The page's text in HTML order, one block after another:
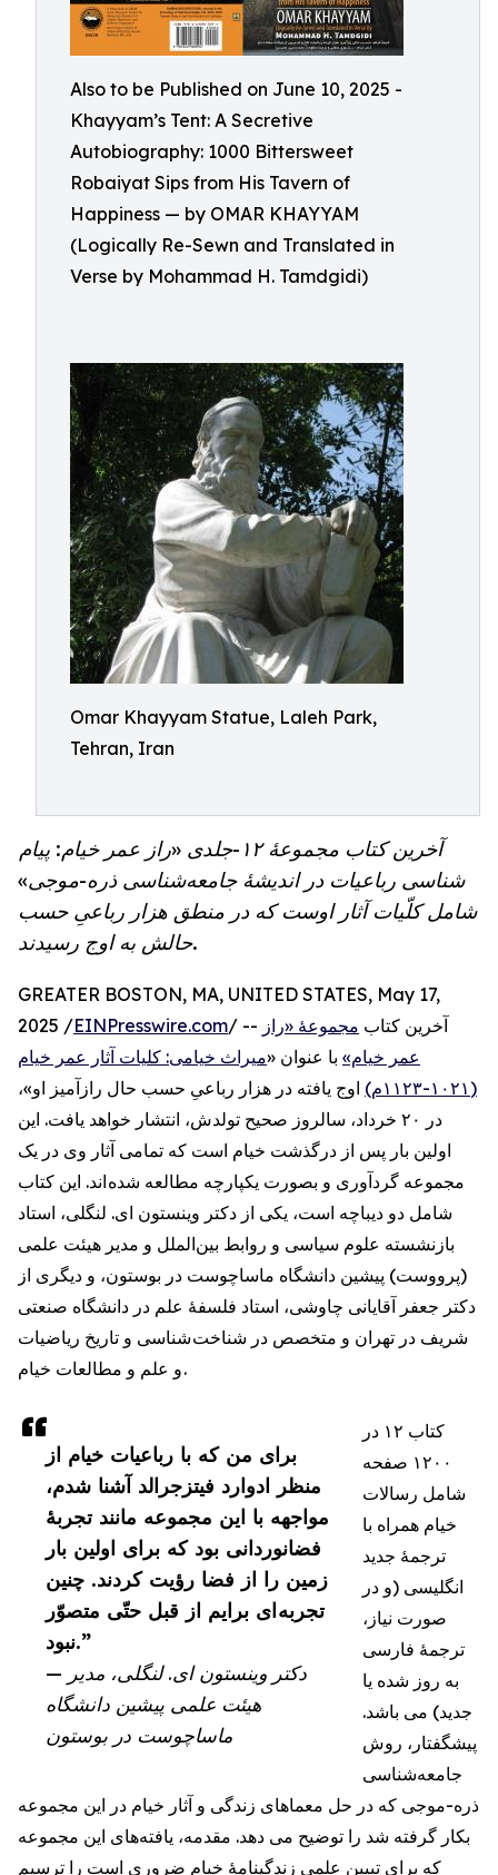
Also to be Published on June 10, 2025 -
Khayyam’s Tent: A Secretive
Autobiography: 1000 Bittersweet
Robaiyat Sips from His Tavern of
Happiness — by OMAR KHAYYAM
(Logically Re-Sewn and Translated in
Verse by Mohammad H. Tamdgidi)
Omar Khayyam Statue, Laleh Park,
Tehran, Iran
آخرین کتاب مجموعۀ ١٢-جلدى «راز عمر خیام: پيام
شناسى رباعیات در انديشۀ جامعه‌شناسی ذره-موجى»
شامل کلّيات آثار اوست که در منطق هزار رباعىِ حسب
حالش به اوج رسيدند.
براى من که با رباعيات خیام از
منظر ادوارد فیتزجرالد آشنا شدم،
مواجهه با این مجموعه مانند تجربۀ
فضانوردانی بود که برای اولین بار
زمین را از فضا رؤيت کردند. چنين
تجربه اى برايم از قبل حتّى متصوّر
نبود.”
— دكتر وینستون ای. لنگلی، مدير
هيئت علمى پيشين دانشگاه
ماساچوست در بوستون
GREATER BOSTON, MA, UNITED STATES, May 17,
2025 /EINPresswire.com / -- آخرین کتاب مجموعۀ «راز
عمر خیام» با عنوان «میراث خیامی: كليات آثار عمر خیام
(١٠٢١-١١٢٣م)
اوج يافته در هزار رباعىِ حسب حال رازآميز او»،
در ٢٠ خرداد، سالروز صحيح تولدش، انتشار خواهد يافت. این
اولین بار پس از درگذشت خیام است که تمامی آثار وی در یک
مجموعه گردآوری و بصورت يكپارچه مطالعه شده اند. این کتاب
شامل دو ديباچه است، یکی از دكتر وینستون ای. لنگلی، استاد
بازنشسته علوم سیاسی و روابط بین‌الملل و مدير هيئت علمى
(پرووست) پيشين دانشگاه ماساچوست در بوستون، و دیگری از
دكتر جعفر آقایانی چاوشی، استاد فلسفۀ علم در دانشگاه صنعتی
شریف در تهران و متخصص در شناخت شناسى و تاريخ ریاضیات
و علم و مطالعات خيام .
كتاب ١٢ در
١٢٠٠ صفحه
شامل رسالات
خيام همراه با
ترجمۀ جدید
انگلیسی (و در
صورت نیاز،
ترجمۀ فارسى
به روز شده یا
جدید) مى باشد.
پیشگفتار، روش
جامعه‌شناسی
ذره-موجى كه در حل معماهای زندگی و آثار خیام در این مجموعه
بكار گرفته شد را توضيح مى دهد. مقدمه، یافته‌های این مجموعه
كه براى تبيين علمى زندگينامۀ خيام ضرورى است را ترسیم